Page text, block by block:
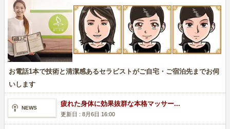
お電話1本で技術と清潔感あるセラピストがご自宅・ご宿泊先までお伺
いします
NEWS
疲れた身体に効果抜群な本格マッサー...
更新日 : 8月6日 16:00